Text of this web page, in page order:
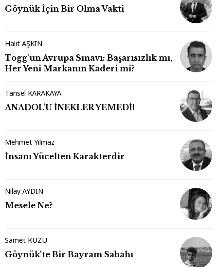
Göynük İçin Bir Olma Vakti
Halit AŞKIN
Togg'un Avrupa Sınavı: Başarısızlık mı,
Her Yeni Markanın Kaderi mi?
Tansel KARAKAYA
ANADOL'U İNEKLER YEMEDİ!
Mehmet Yılmaz
İnsanı Yücelten Karakterdir
Nilay AYDIN
Mesele Ne?
Samet KUZU
Göynük'te Bir Bayram Sabahı